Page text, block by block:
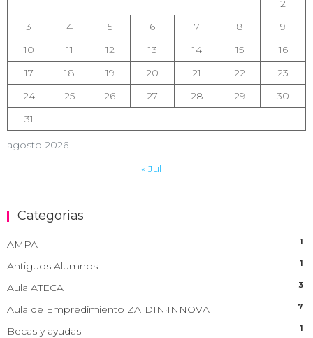
agosto 2026
1
2
3
4 5 6 7 8
9
10
11 12 13 14 15
16
17
18 19 20 21 22
23
24
25 26 27 28 29
30
31
« Jul
Categorias
AMPA 1
Antiguos Alumnos 1
Aula ATECA 3
Aula de Empredimiento ZAIDIN·INNOVA 7
Becas y ayudas 1